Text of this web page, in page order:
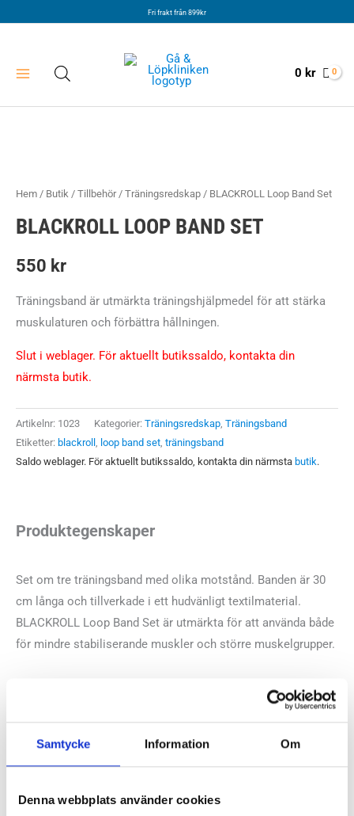
Samtycke Information Om
Denna webbplats använder cookies
Fri frakt från 899kr
0 kr
Hem / Butik / Tillbehör/ Träningsredskap / BLACKROLL Loop Band Set
BLACKROLL LOOP BAND SET
550 kr
Träningsband är utmärkta träningshjälpmedel för att stärka
muskulaturen och förbättra hållningen.
Slut i weblager. För aktuellt butikssaldo, kontakta din
närmsta butik.
Artikelnr: 1023 Kategorier: Träningsredskap, Träningsband
Etiketter: blackroll , loop band set, träningsband
Saldo weblager. För aktuellt butikssaldo, kontakta din närmsta butik.
Produktegenskaper
Set om tre träningsband med olika motstånd. Banden är 30
cm långa och tillverkade i ett hudvänligt textilmaterial.
BLACKROLL Loop Band Set är utmärkta för att använda både
för mindre stabiliserande muskler och större muskelgrupper.
Blå – Hård